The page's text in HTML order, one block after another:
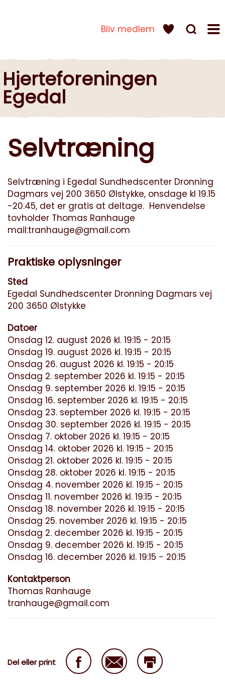
Bliv medlem
Hjerteforeningen
Egedal
Selvtræning
Selvtræning i Egedal Sundhedscenter Dronning
Dagmars vej 200 3650 Ølstykke, onsdage kl 19.15
-20.45, det er gratis at deltage. Henvendelse
tovholder Thomas Ranhauge
mail:tranhauge@gmail.com
Praktiske oplysninger
Sted
Egedal Sundhedscenter Dronning Dagmars vej
200 3650 Ølstykke
Datoer
Onsdag 12. august 2026 kl. 19:15 - 20:15
Onsdag 19. august 2026 kl. 19:15 - 20:15
Onsdag 26. august 2026 kl. 19:15 - 20:15
Onsdag 2. september 2026 kl. 19:15 - 20:15
Onsdag 9. september 2026 kl. 19:15 - 20:15
Onsdag 16. september 2026 kl. 19:15 - 20:15
Onsdag 23. september 2026 kl. 19:15 - 20:15
Onsdag 30. september 2026 kl. 19:15 - 20:15
Onsdag 7. oktober 2026 kl. 19:15 - 20:15
Onsdag 14. oktober 2026 kl. 19:15 - 20:15
Onsdag 21. oktober 2026 kl. 19:15 - 20:15
Onsdag 28. oktober 2026 kl. 19:15 - 20:15
Onsdag 4. november 2026 kl. 19:15 - 20:15
Onsdag 11. november 2026 kl. 19:15 - 20:15
Onsdag 18. november 2026 kl. 19:15 - 20:15
Onsdag 25. november 2026 kl. 19:15 - 20:15
Onsdag 2. december 2026 kl. 19:15 - 20:15
Onsdag 9. december 2026 kl. 19:15 - 20:15
Onsdag 16. december 2026 kl. 19:15 - 20:15
Kontaktperson
Thomas Ranhauge
tranhauge@gmail.com
Del eller print